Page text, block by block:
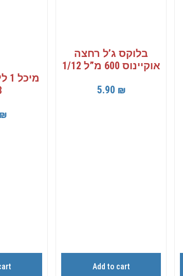
בלוקס ג’ל רחצה
אוקיינוס 600 מ”ל 1/12
5.90 ₪
Add to cart
₪